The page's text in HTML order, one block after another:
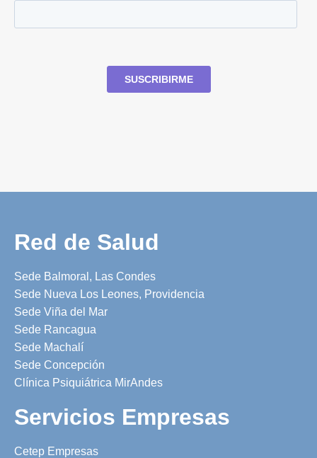
Red de Salud
Sede Balmoral, Las Condes
Sede Nueva Los Leones, Providencia
Sede Viña del Mar
Sede Rancagua
Sede Machalí
Sede Concepción
Clínica Psiquiátrica MirAndes
Servicios Empresas
Cetep Empresas